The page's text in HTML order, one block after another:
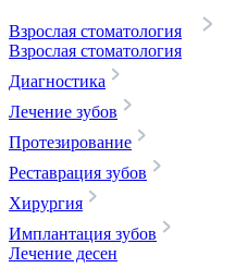
Взрослая стоматология
Взрослая стоматология
Диагностика
Лечение зубов
Протезирование
Реставрация зубов
Хирургия
Имплантация зубов
Лечение десен